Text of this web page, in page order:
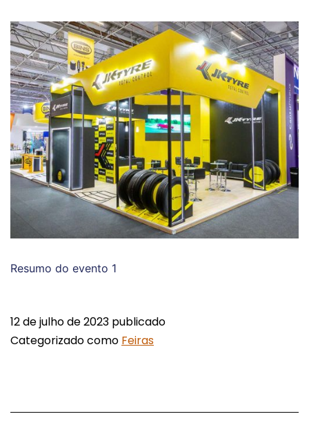
Resumo do evento 1
12 de julho de 2023 publicado
Categorizado como Feiras